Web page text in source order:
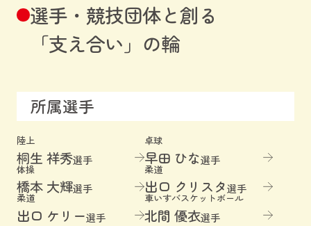
選手・競技団体と創る
「支え合い」の輪
所属選手
陸上
桐生 祥秀選手
卓球
早田 ひな選手
体操
橋本 大輝選手
柔道
出口 クリスタ選手
柔道
出口 ケリー選手
車いすバスケットボール
北間 優衣選手